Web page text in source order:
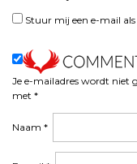
t
v
i
g
a
Je e-mailadres wordt niet
met *
Naam *
Stuur mij een e-mail